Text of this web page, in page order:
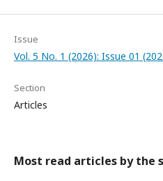
Issue
Vol. 5 No. 1 (2026): Issue 01
Section
Articles
Most read articles by the